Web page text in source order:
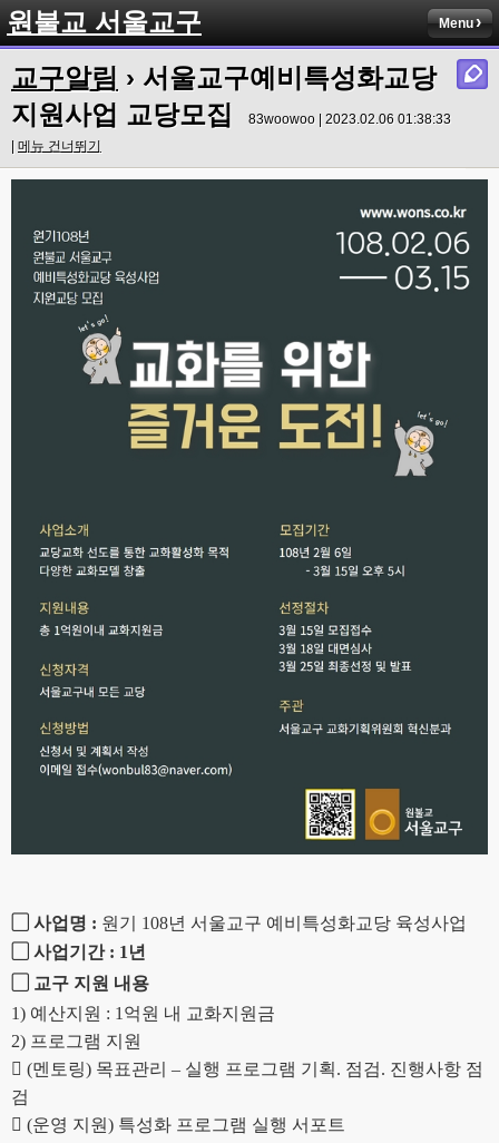
원불교 서울교구 Menu
교구알림 › 서울교구예비특성화교당
지원사업 교당모집
83woowoo | 2023.02.06 01:38:33
메뉴 건너뛰기
사업명 : 원기 108년 서울교구 예비특성화교당 육성사업
사업기간 : 1 년
교구 지원 내용
1) 예산지원 : 1 억원 내 교화지원금
2) 프로그램 지원
 (멘토링) 목표관리 – 실행 프로그램 기획. 점검. 진행사항 점
검
 (운영 지원) 특성화 프로그램 실행 서포트